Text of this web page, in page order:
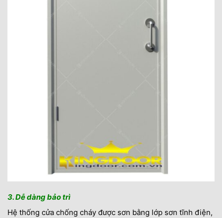
3. Dễ dàng bảo trì
Hệ thống cửa chống cháy được sơn bằng lớp sơn tĩnh điện,